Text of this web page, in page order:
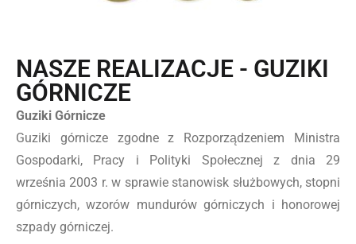
NASZE REALIZACJE - GUZIKI
GÓRNICZE
Guziki Górnicze
Guziki górnicze zgodne z Rozporządzeniem Ministra
Gospodarki, Pracy i Polityki Społecznej z dnia 29
września 2003 r. w sprawie stanowisk służbowych, stopni
górniczych, wzorów mundurów górniczych i honorowej
szpady górniczej.